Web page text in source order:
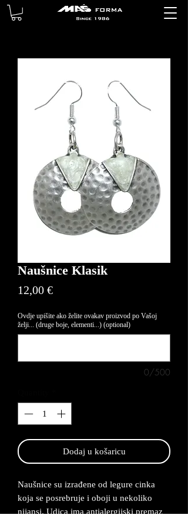
Naušnice Klasik
12,00 €Price
Ovdje upišite ako želite ovakav proizvod po Vašoj
želji... (druge boje, elementi...) (optional)
0/500
Dodaj u košaricu
Naušnice su izrađene od legure cinka
koja se posrebruje i oboji u nekoliko
nijansi. Udica ima antialergijski premaz